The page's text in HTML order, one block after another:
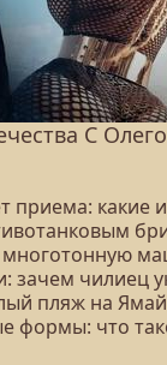
С
приема: какие
многотонную
зачем чилиец
пляж на
формы: что